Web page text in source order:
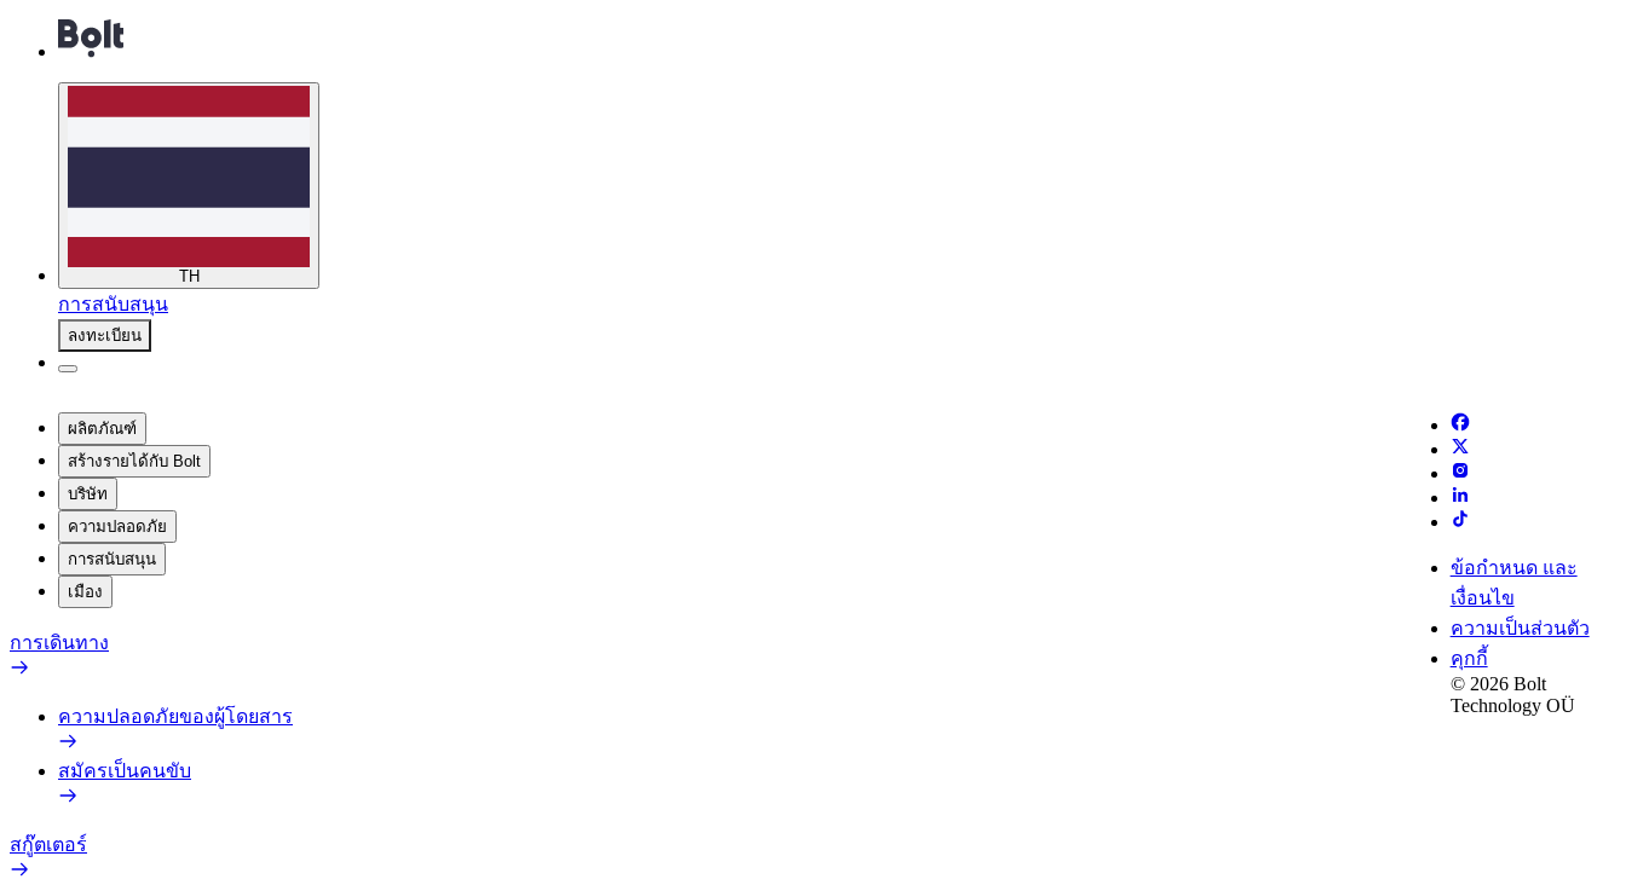
TH
การสนับสนุน
ลงทะเบียน
ผลิตภัณฑ์
สร้างรายได้กับ Bolt
บริษัท
ความปลอดภัย
การสนับสนุน
เมือง
การเดินทาง
ความปลอดภัยของผู้โดยสาร
สมัครเป็นคนขับ
สกู๊ตเตอร์
ข้อกำหนด และ
เงื่อนไข
ความเป็นส่วนตัว
คุกกี้
© 2026 Bolt
Technology OÜ